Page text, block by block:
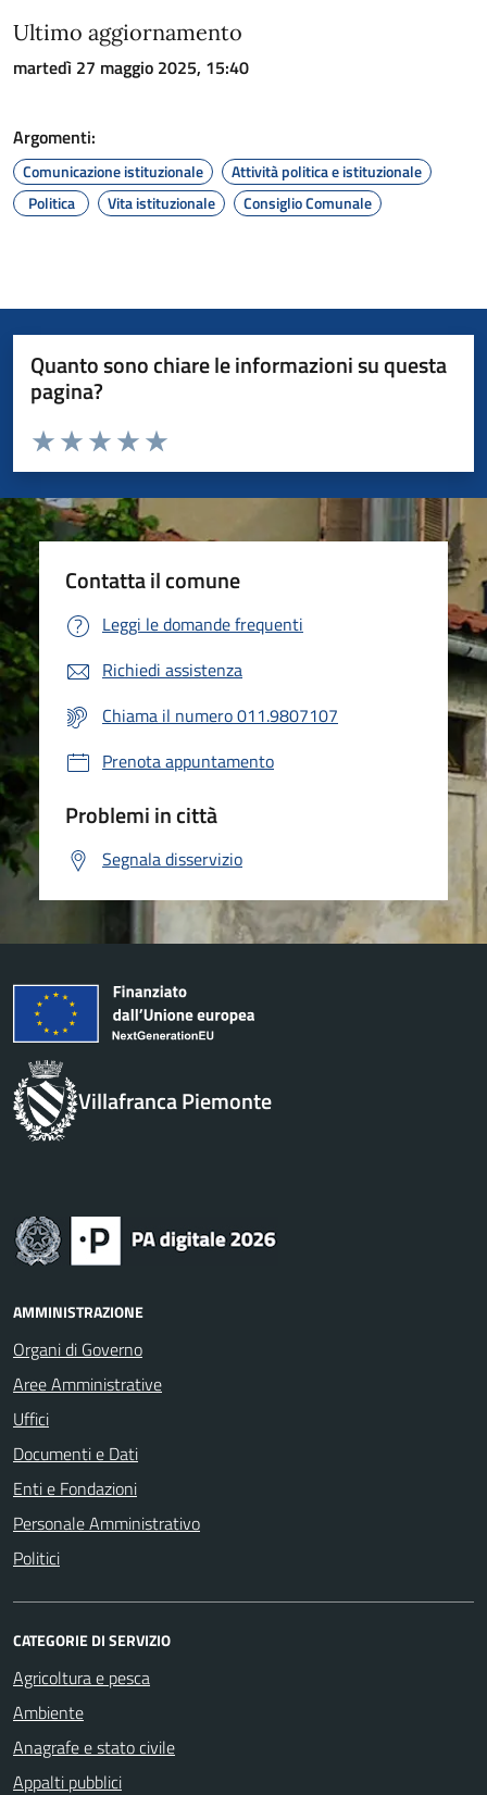
Ultimo aggiornamento
martedì 27 maggio 2025, 15:40
Argomenti:
Comunicazione istituzionale
Attività politica e istituzionale
Politica
Vita istituzionale Consiglio Comunale
Quanto sono chiare le informazioni su questa
pagina?
Valuta da 1 a 5 stelle la pagina
Valuta 5 stelle su 5
Valuta 4 stelle su 5
Valuta 3 stelle su 5
Valuta 2 stelle su 5
Valuta 1 stelle su 5
Contatta il comune
Leggi le domande frequenti
Richiedi assistenza
Chiama il numero 011.9807107
Prenota appuntamento
Problemi in città
Segnala disservizio
Villafranca Piemonte
AMMINISTRAZIONE
Organi di Governo
Aree Amministrative
Uffici
Documenti e Dati
Enti e Fondazioni
Personale Amministrativo
Politici
CATEGORIE DI SERVIZIO
Agricoltura e pesca
Ambiente
Anagrafe e stato civile
Appalti pubblici